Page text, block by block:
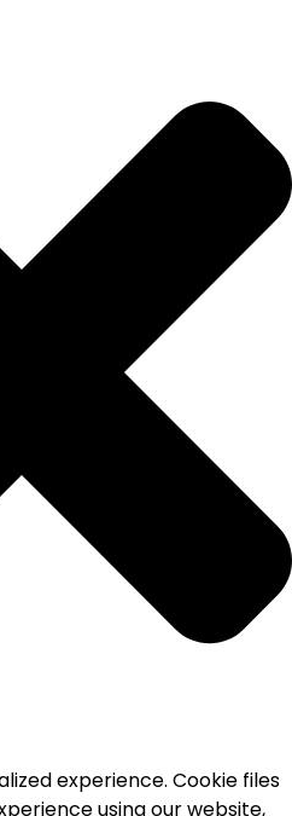
experience. Cookie files
using our website,